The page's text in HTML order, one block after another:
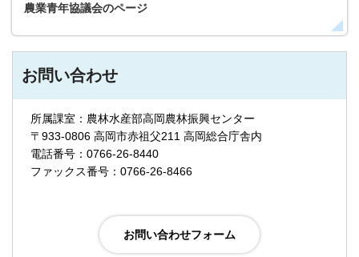
農業青年協議会のページ
お問い合わせ
所属課室：農林水産部高岡農林振興センター
〒933-0806 高岡市赤祖父211 高岡総合庁舎内
電話番号：0766-26-8440
ファックス番号：0766-26-8466